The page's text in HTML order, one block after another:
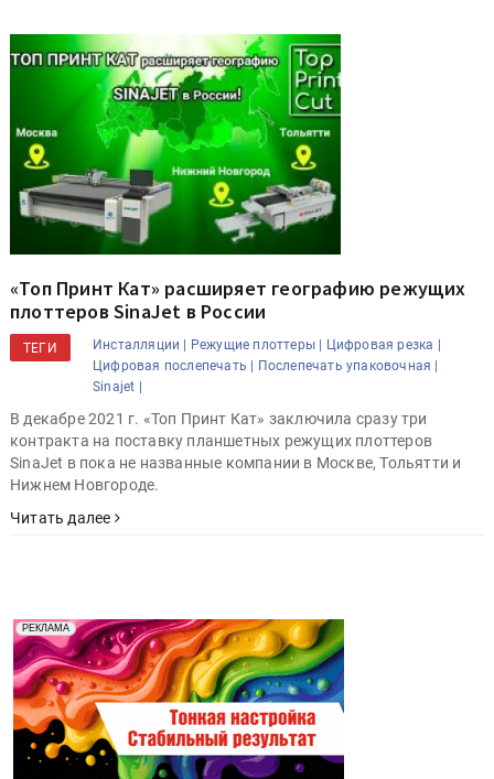
«Топ Принт Кат» расширяет географию режущих
плоттеров SinaJet в России
ТЕГИ Инсталляции | Режущие плоттеры | Цифровая резка |
Цифровая послепечать | Послепечать упаковочная |
Sinajet |
В декабре 2021 г. «Топ Принт Кат» заключила сразу три
контракта на поставку планшетных режущих плоттеров
SinaJet в пока не названные компании в Москве, Тольятти и
Нижнем Новгороде.
Читать далее
РЕКЛАМА
Реклама. Рекламодатель ООО "Передовые Системы
Печати" erid: 2SDnjd2d4Qz